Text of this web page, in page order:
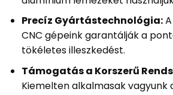
Precíz Gyártástechnológia:A
CNC gépeink garantálják a
tökéletes illeszkedést.
Támogatás a Korszerű
Kiemelten alkalmasak vagyunk